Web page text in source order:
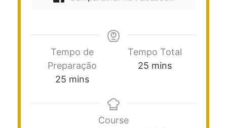
Tempo de
Preparação
25 mins
Tempo Total
25 mins
Course